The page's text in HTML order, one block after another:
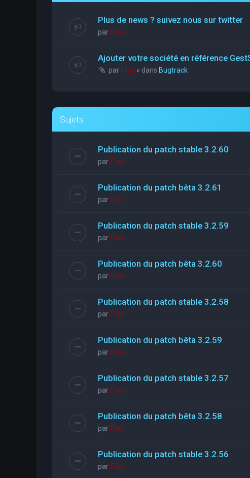
Plus de news ? suivez nous sur twitter
par Flox
Ajouter votre société en référence
par Flox » dans Bugtrack
Sujets
Publication du patch stable 3.2.60
par Flox
Publication du patch bêta 3.2.61
par Flox
Publication du patch stable 3.2.59
par Flox
Publication du patch bêta 3.2.60
par Flox
Publication du patch stable 3.2.58
par Flox
Publication du patch bêta 3.2.59
par Flox
Publication du patch stable 3.2.57
par Flox
Publication du patch bêta 3.2.58
par Flox
Publication du patch stable 3.2.56
par Flox